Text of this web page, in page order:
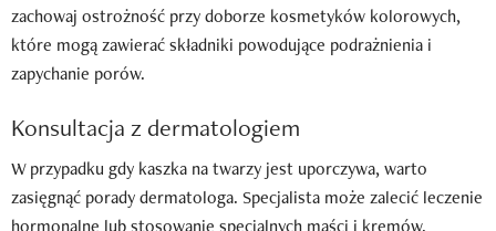
zachowaj ostrożność przy doborze kosmetyków kolorowych,
które mogą zawierać składniki powodujące podrażnienia i
zapychanie porów.
Konsultacja z dermatologiem
W przypadku gdy kaszka na twarzy jest uporczywa, warto
zasięgnąć porady dermatologa. Specjalista może zalecić leczenie
hormonalne lub stosowanie specjalnych maści i kremów.